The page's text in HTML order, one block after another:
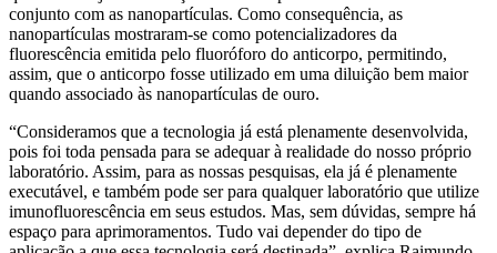
conjunto com as nanopartículas. Como consequência, as
nanopartículas mostraram-se como potencializadores da
fluorescência emitida pelo fluoróforo do anticorpo, permitindo,
assim, que o anticorpo fosse utilizado em uma diluição bem maior
quando associado às nanopartículas de ouro.
“Consideramos que a tecnologia já está plenamente desenvolvida,
pois foi toda pensada para se adequar à realidade do nosso próprio
laboratório. Assim, para as nossas pesquisas, ela já é plenamente
executável, e também pode ser para qualquer laboratório que utilize
imunofluorescência em seus estudos. Mas, sem dúvidas, sempre há
espaço para aprimoramentos. Tudo vai depender do tipo de